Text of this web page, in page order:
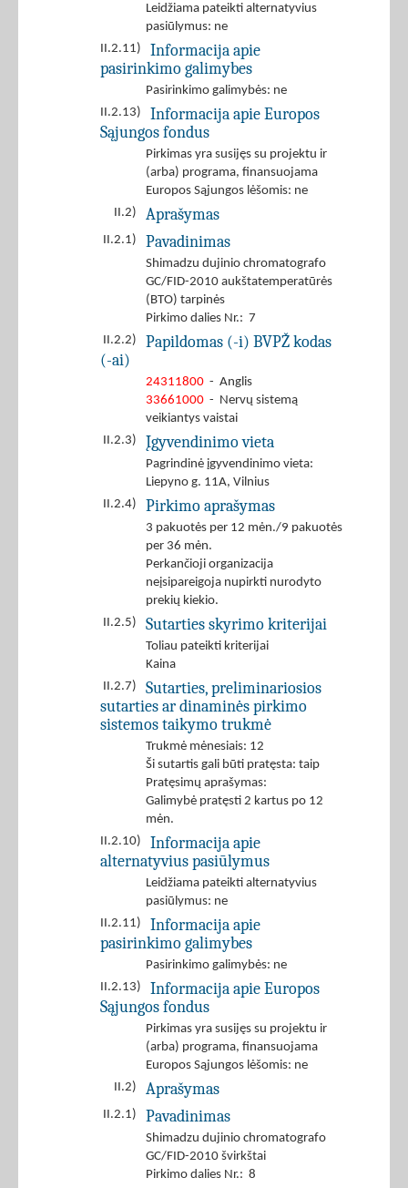
Leidžiama pateikti alternatyvius
pasiūlymus: ne
II.2.11)
Informacija apie
pasirinkimo galimybes
Pasirinkimo galimybės: ne
II.2.13)
Informacija apie Europos
Sąjungos fondus
Pirkimas yra susijęs su projektu ir
(arba) programa, finansuojama
Europos Sąjungos lėšomis: ne
II.2)
Aprašymas
II.2.1) Pavadinimas
Shimadzu dujinio chromatografo
GC/FID-2010 aukštatemperatūrės
(BTO) tarpinės
Pirkimo dalies Nr.: 7
II.2.2)
Papildomas (-i) BVPŽ kodas
(-ai)
24311800 - Anglis
33661000 - Nervų sistemą
veikiantys vaistai
II.2.3)
Įgyvendinimo vieta
Pagrindinė įgyvendinimo vieta:
Liepyno g. 11A, Vilnius
II.2.4)
Pirkimo aprašymas
3 pakuotės per 12 mėn./9 pakuotės
per 36 mėn.
Perkančioji organizacija
neįsipareigoja nupirkti nurodyto
prekių kiekio.
II.2.5)
Sutarties skyrimo kriterijai
Toliau pateikti kriterijai
Kaina
II.2.7)
Sutarties, preliminariosios
sutarties ar dinaminės pirkimo
sistemos taikymo trukmė
Trukmė mėnesiais: 12
Ši sutartis gali būti pratęsta: taip
Pratęsimų aprašymas:
Galimybė pratęsti 2 kartus po 12
mėn.
II.2.10)
Informacija apie
alternatyvius pasiūlymus
Leidžiama pateikti alternatyvius
pasiūlymus: ne
II.2.11)
Informacija apie
pasirinkimo galimybes
Pasirinkimo galimybės: ne
II.2.13)
Informacija apie Europos
Sąjungos fondus
Pirkimas yra susijęs su projektu ir
(arba) programa, finansuojama
Europos Sąjungos lėšomis: ne
II.2)
Aprašymas
II.2.1) Pavadinimas
Shimadzu dujinio chromatografo
GC/FID-2010 švirkštai
Pirkimo dalies Nr.: 8